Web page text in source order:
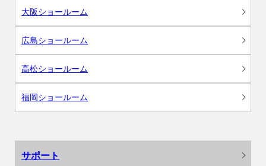
大阪ショールーム
広島ショールーム
高松ショールーム
福岡ショールーム
サポート